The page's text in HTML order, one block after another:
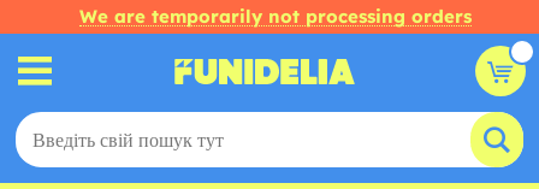
We are temporarily not processing orders